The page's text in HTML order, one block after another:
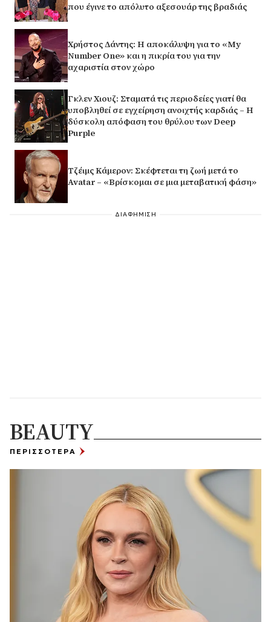
που έγινε το απόλυτο αξεσουάρ της βραδιάς
Χρήστος Δάντης: Η αποκάλυψη για το «My
Number One» και η πικρία του για την
αχαριστία στον χώρο
Γκλεν Χιουζ: Σταματά τις περιοδείες γιατί θα
υποβληθεί σε εγχείρηση ανοιχτής καρδιάς – Η
δύσκολη απόφαση του θρύλου των Deep
Purple
Τζέιμς Κάμερον: Σκέφτεται τη ζωή μετά το
Avatar – «Βρίσκομαι σε μια μεταβατική φάση»
ΔΙΑΦΗΜΙΣΗ
BEAUTY
ΠΕΡΙΣΣΟΤΕΡΑ